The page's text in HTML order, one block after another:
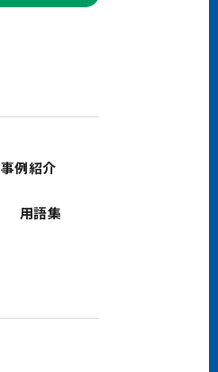
事例紹介
用語集